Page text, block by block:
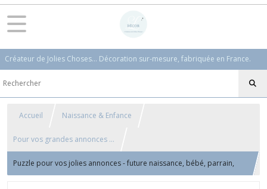
Créateur de Jolies Choses... Décoration sur-mesure, fabriquée en France.
Accueil Naissance & Enfance
Pour vos grandes annonces ...
Puzzle pour vos jolies annonces - future naissance, bébé, parrain,